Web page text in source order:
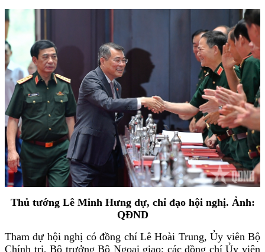
Thủ tướng Lê Minh Hưng dự, chỉ đạo hội nghị. Ảnh:
QĐND
Tham dự hội nghị có đồng chí Lê Hoài Trung, Ủy viên Bộ
Chính trị, Bộ trưởng Bộ Ngoại giao; các đồng chí Ủy viên